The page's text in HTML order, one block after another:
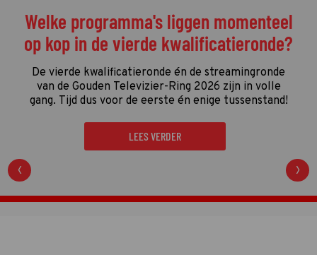
Welke programma's liggen momenteel
op kop in de vierde kwalificatieronde?
De vierde kwalificatieronde én de streamingronde
van de Gouden Televizier-Ring 2026 zijn in volle
gang. Tijd dus voor de eerste én enige tussenstand!
LEES VERDER